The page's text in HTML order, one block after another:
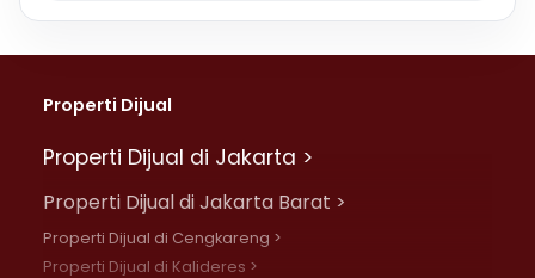
Properti Dijual
Properti Dijual di Jakarta >
Properti Dijual di Jakarta Barat >
Properti Dijual di Cengkareng >
Properti Dijual di Kalideres >